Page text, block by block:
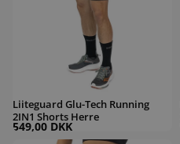
Liiteguard Glu-Tech Running
2IN1 Shorts Herre
549,00 DKK